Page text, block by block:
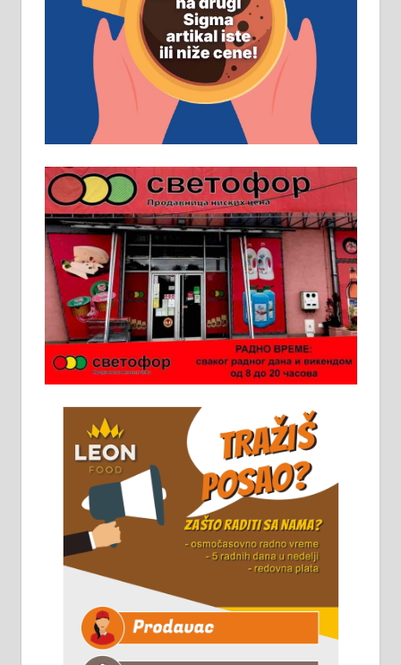
Рудник и флотација Рудник
д.о.о. Рудник запошљава 20
помоћника рудара. Услови:
Основна школа, пожељно радно
искуство на истим и сличним
пословима, али не и неопходан
услов. Обезбеђен смештај,
превоз, исхрана. 032/57-41-122 –
локал 22
Пружам услуге завршних радова
у грађевини, хидроизолације и
молерских радова. 061/25-28-058
Ало таксију потребан возач са Б
категоријом. 064/02-85-511
Потребна два радника за рад на
стоваришту „Липа промет” у
информација доћи лично на
стовариште у улици Максима
Горког 26 сваког радног дана од
8 до 15 часова. 063/465-045
Чистим све врсте димњака.
061/32-13-445